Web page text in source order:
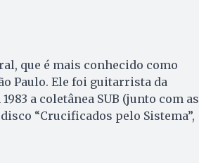
que é mais conhecido como
Paulo. Ele foi guitarrista da
a coletânea SUB (junto com as
“Crucificados pelo Sistema”,